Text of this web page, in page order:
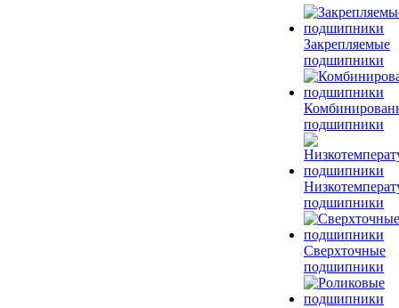
Закрепляемые
подшипники
подшипники
подшипники
Сверхточные
подшипники